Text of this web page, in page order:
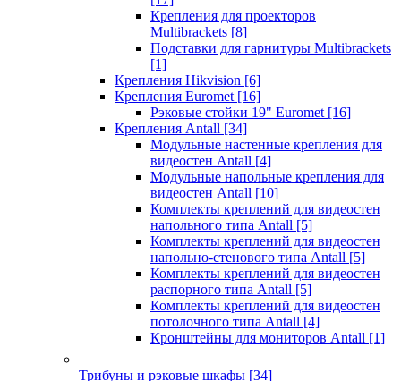
Крепления для проекторов
Multibrackets [8]
Подставки для гарнитуры Multibrackets
[1]
Крепления Hikvision [6]
Крепления Euromet [16]
Рэковые стойки 19" Euromet [16]
Крепления Antall [34]
Модульные настенные крепления для
видеостен Antall [4]
Модульные напольные крепления для
видеостен Antall [10]
Комплекты креплений для видеостен
напольного типа Antall [5]
Комплекты креплений для видеостен
напольно-стенового типа Antall [5]
Комплекты креплений для видеостен
распорного типа Antall [5]
Комплекты креплений для видеостен
потолочного типа Antall [4]
Кронштейны для мониторов Antall [1]
Трибуны и рэковые шкафы [34]